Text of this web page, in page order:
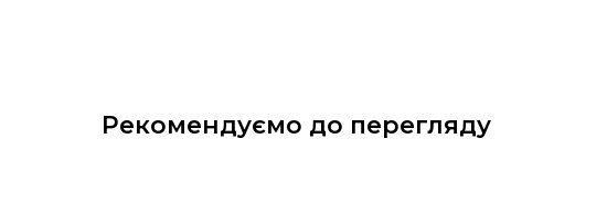
Рекомендуємо до перегляду